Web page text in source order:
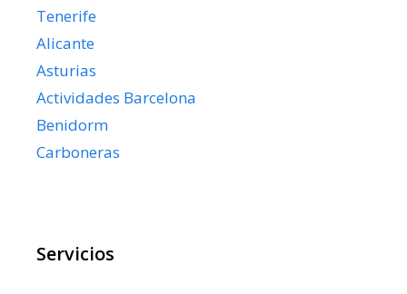
Tenerife
Alicante
Asturias
Actividades Barcelona
Benidorm
Carboneras
Servicios